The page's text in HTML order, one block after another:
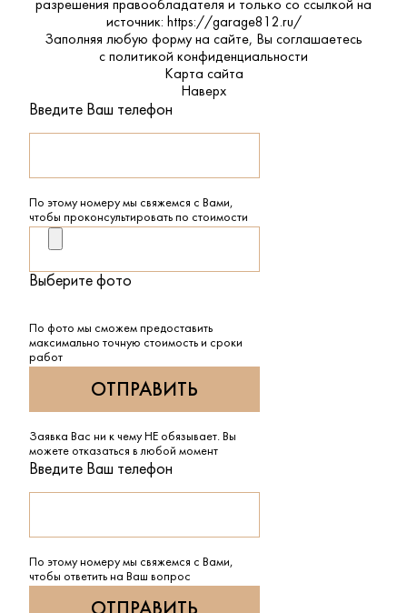
разрешения правообладателя и только со ссылкой на
источник: https://garage812.ru/
Заполняя любую форму на сайте, Вы соглашаетесь
с политикой конфиденциальности
Карта сайта
Наверх
Введите Ваш телефон
По этому номеру мы свяжемся с Вами,
чтобы проконсультировать по стоимости
Выберите фото
По фото мы сможем предоставить
максимально точную стоимость и сроки
работ
Заявка Вас ни к чему НЕ обязывает. Вы
можете отказаться в любой момент
Введите Ваш телефон
По этому номеру мы свяжемся с Вами,
чтобы ответить на Ваш вопрос